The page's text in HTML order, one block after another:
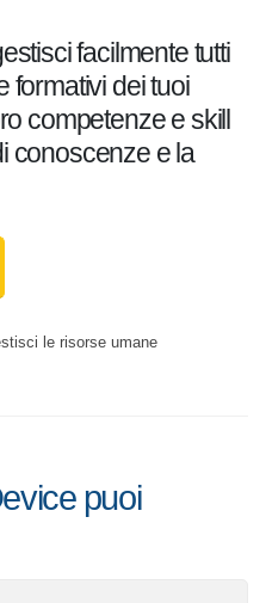
facilmente
e formativi dei
le loro competenze
di conoscenze
puoi